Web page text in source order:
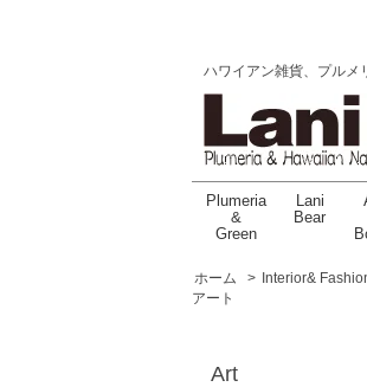
ハワイアン雑貨、プルメ
Plumeria
&
Green
Lani
Bear
ホーム > Interior&
アート
Art